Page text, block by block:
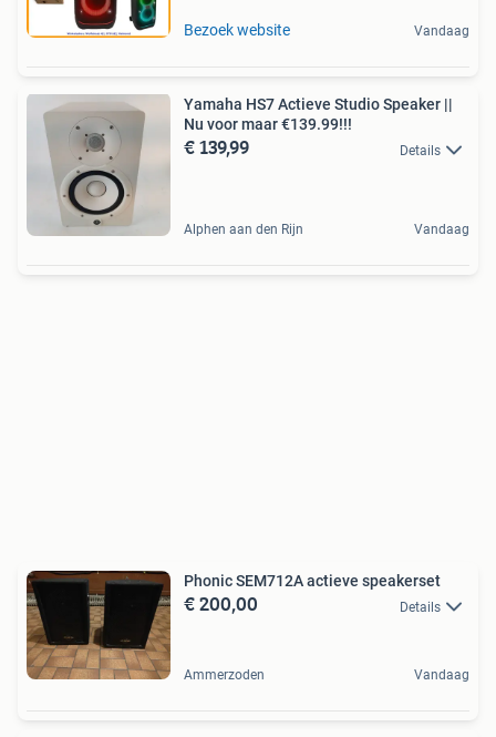
Bezoek website Vandaag
Yamaha HS7 Actieve Studio Speaker ||
Nu voor maar €139.99!!!
€ 139,99 Details
Alphen aan den Rijn Vandaag
Phonic SEM712A actieve speakerset
€ 200,00 Details
Ammerzoden Vandaag